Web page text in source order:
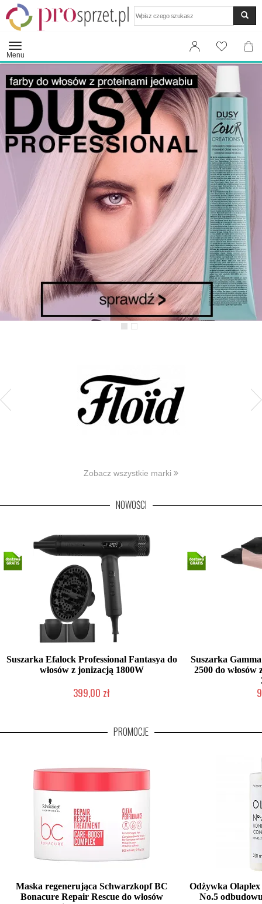
Menu
Zobacz wszystkie marki
NOWOŚCI
Suszarka Efalock Professional Fantasya do
włosów z jonizacją 1800W
399,00 zł
Suszarka
2500 do
PROMOCJE
Maska regenerująca Schwarzkopf BC
Bonacure Repair Rescue do włosów
Odżywka
No.5